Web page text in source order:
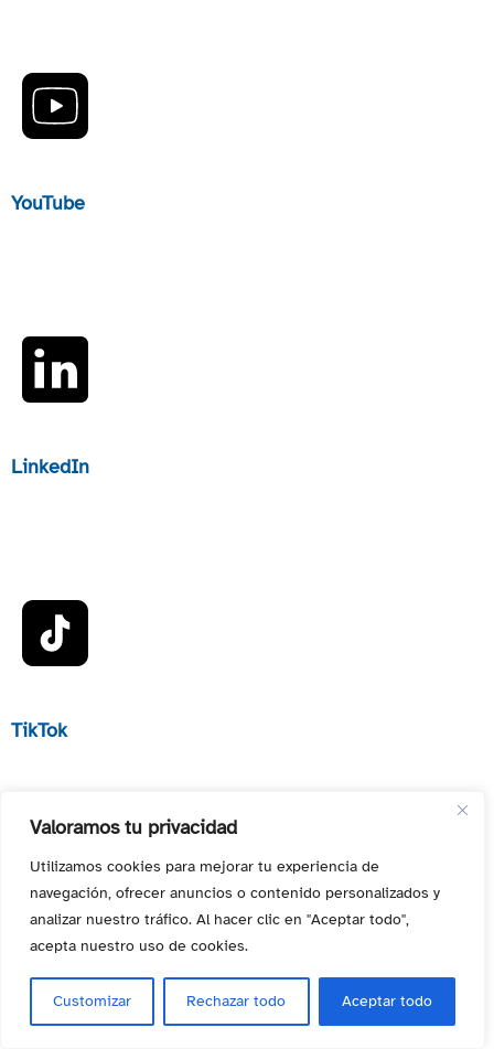
Valoramos tu privacidad
Utilizamos cookies para mejorar tu experiencia de
navegación, ofrecer anuncios o contenido personalizados y
analizar nuestro tráfico. Al hacer clic en "Aceptar todo",
acepta nuestro uso de cookies.
Customizar Rechazar todo Aceptar todo
YouTube
LinkedIn
TikTok